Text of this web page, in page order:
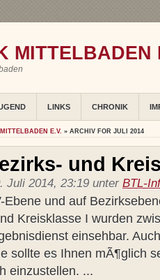
MITTELBADEN
LINKS CHRONIK
E.V. » ARCHIV FOR JULI 2014
und
Juli 2014, 23:19 unter BTL-
Ebene und auf
Kreisklasse I wurden
einsehbar.
sollte es Ihnen mÃ¶glich
einzustellen. ...